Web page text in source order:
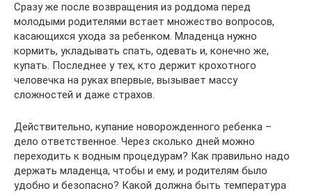
Сразу же после возвращения из роддома перед
молодыми родителями встает множество вопросов,
касающихся ухода за ребенком. Младенца нужно
кормить, укладывать спать, одевать и, конечно же,
купать. Последнее у тех, кто держит крохотного
человечка на руках впервые, вызывает массу
сложностей и даже страхов.
Действительно, купание новорожденного ребенка –
дело ответственное. Через сколько дней можно
переходить к водным процедурам? Как правильно надо
держать младенца, чтобы и ему, и родителям было
удобно и безопасно? Какой должна быть температура